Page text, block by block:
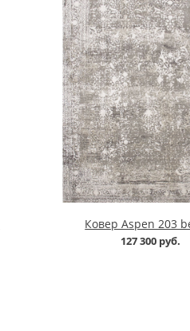
Ковер Aspen 203
127 300 руб.